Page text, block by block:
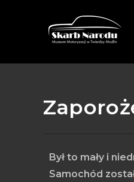
Był to mały i
Samochód